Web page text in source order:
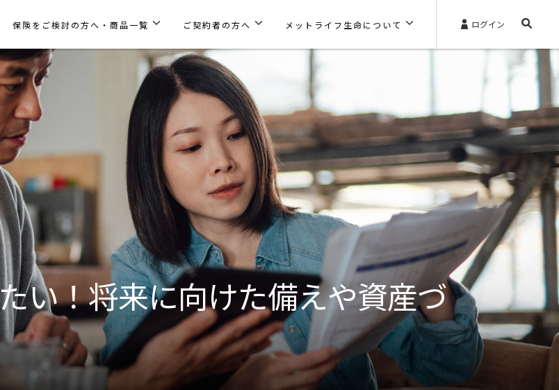
保険をご検討の方へ・商品一覧 ご契約者の方へ メットライフ生命について ログイン
い！将来に向けた備えや資産づ